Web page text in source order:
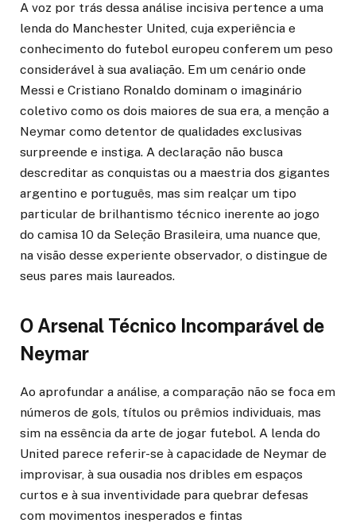
A voz por trás dessa análise incisiva pertence a uma
lenda do Manchester United, cuja experiência e
conhecimento do futebol europeu conferem um peso
considerável à sua avaliação. Em um cenário onde
Messi e Cristiano Ronaldo dominam o imaginário
coletivo como os dois maiores de sua era, a menção a
Neymar como detentor de qualidades exclusivas
surpreende e instiga. A declaração não busca
descreditar as conquistas ou a maestria dos gigantes
argentino e português, mas sim realçar um tipo
particular de brilhantismo técnico inerente ao jogo
do camisa 10 da Seleção Brasileira, uma nuance que,
na visão desse experiente observador, o distingue de
seus pares mais laureados.
O Arsenal Técnico Incomparável de
Neymar
Ao aprofundar a análise, a comparação não se foca em
números de gols, títulos ou prêmios individuais, mas
sim na essência da arte de jogar futebol. A lenda do
United parece referir-se à capacidade de Neymar de
improvisar, à sua ousadia nos dribles em espaços
curtos e à sua inventividade para quebrar defesas
com movimentos inesperados e fintas